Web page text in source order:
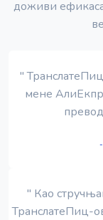
доживи
"
мене
" Као
ТранслатеПиц-